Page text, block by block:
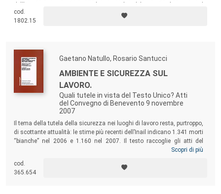
pessimismo disperato quanto all’ottimismo irresponsabile.
cod.
1802.15
Gaetano Natullo, Rosario Santucci
AMBIENTE E SICUREZZA SUL
LAVORO.
Quali tutele in vista del Testo Unico? Atti
del Convegno di Benevento 9 novembre
2007
Il tema della tutela della sicurezza nei luoghi di lavoro resta, purtroppo,
di scottante attualità: le stime più recenti dell’Inail indicano 1.341 morti
“bianche” nel 2006 e 1.160 nel 2007. Il testo raccoglie gli atti del
convegno “Ambiente e sicurezza sul lavoro. Quali tutele in vista del
snodi centrali di un auspicato Testo Unico che razionalizzi
l’imponente legislazione tecnica di prevenzione.
Scopri di più
cod.
365.654